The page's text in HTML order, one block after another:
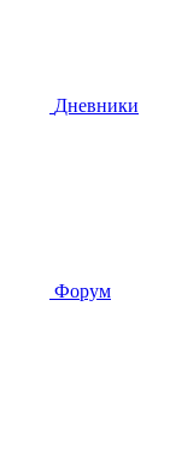
Дневники
Форум